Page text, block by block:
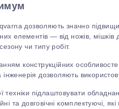
дозволяють значно
елементів — від ножів, мішків
чи типу робіт.
конструкційних
інженерія дозволяють
підлаштовувати
та довговічні комплектуючі,